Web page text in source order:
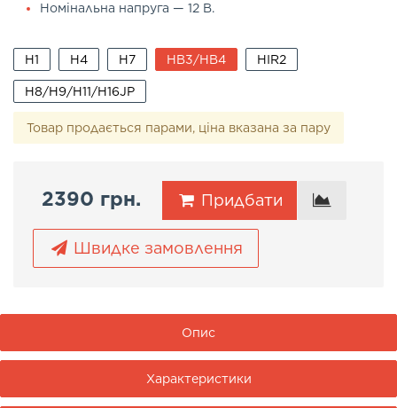
Номінальна напруга — 12 В.
H1 H4 H7 HB3/HB4 HIR2
H8/H9/H11/H16JP
Товар продається парами, ціна вказана за пару
2390 грн. Придбати
Швидке замовлення
Опис
Характеристики